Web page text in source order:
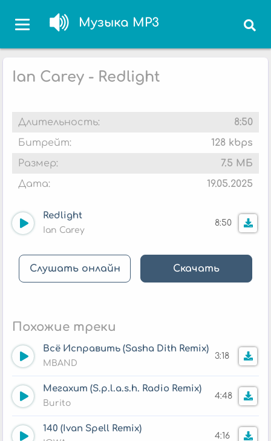
Музыка MP3
Ian Carey - Redlight
Длительность:
8:50
Битрейт:
128 kbps
Размер:
7.5 МБ
Дата:
19.05.2025
Redlight
Ian Carey
8:50
Слушать онлайн Скачать
Похожие треки
Всё Исправить (Sasha Dith Remix)
MBAND
3:18
Мегахит (S.p.l.a.s.h. Radio Remix)
Burito
4:48
140 (Ivan Spell Remix)
4:16